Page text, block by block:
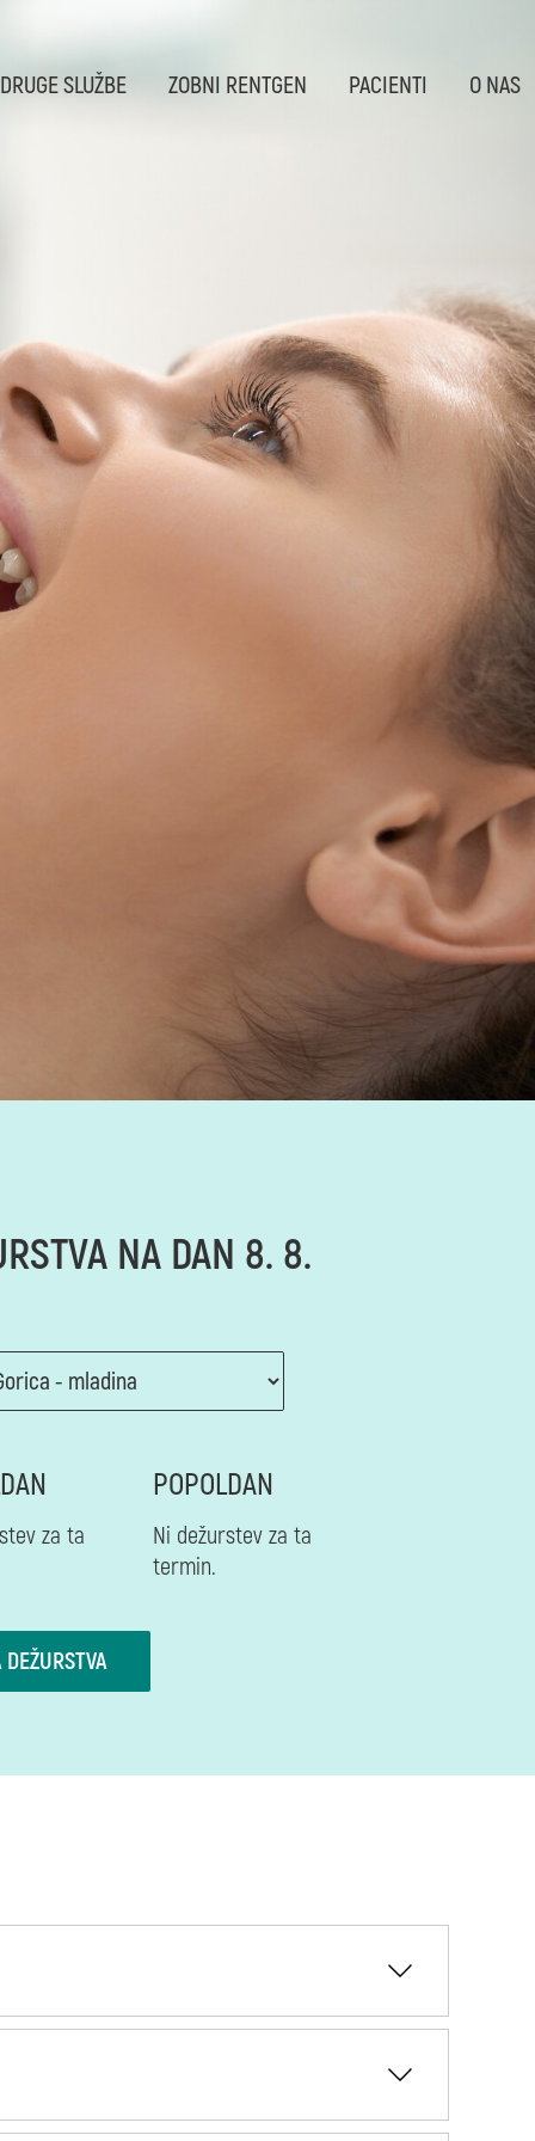
SLUŽBE ZOBNI RENTGEN PACIENTI O NAS
NA DAN 8. 8.
za ta
POPOLDAN
Ni dežurstev za ta
termin.
DEŽURSTVA